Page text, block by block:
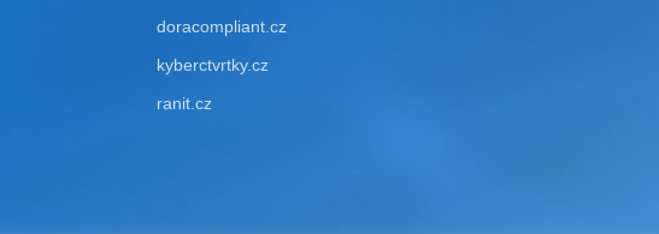
doracompliant.cz
kyberctvrtky.cz
ranit.cz